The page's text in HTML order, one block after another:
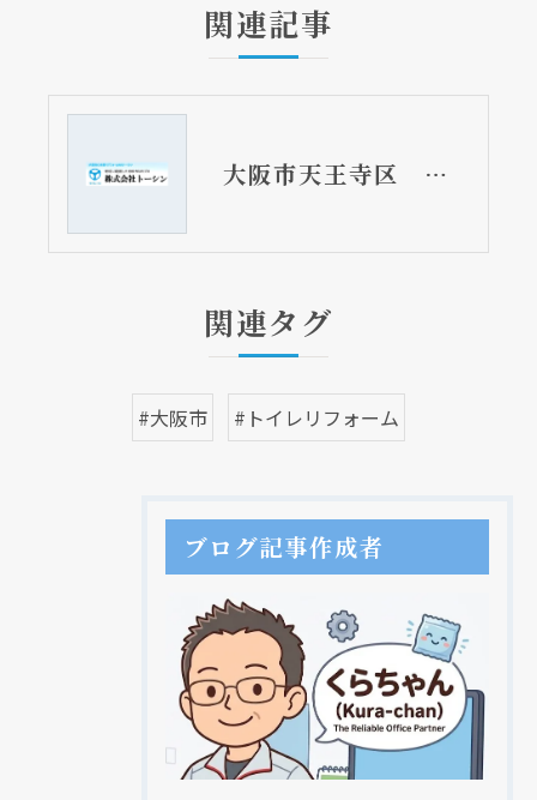
関連記事
大阪市天王寺区 分譲マンションのフルリフォーム工事⑤ 水まわり全改装
関連タグ
#大阪市 #トイレリフォーム
ブログ記事作成者